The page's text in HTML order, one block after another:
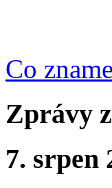
Co
Zprávy
7. srpen